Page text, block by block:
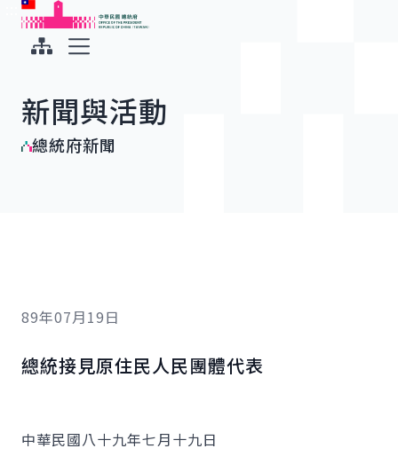
跳到主要內容
中華民國總統府
新聞與活動
總統府新聞
89年07月19日
總統接見原住民人民團體代表
中華民國八十九年七月十九日